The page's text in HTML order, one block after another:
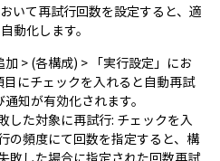
いて再試行回数を設定すると、適
動化します。
加 > (各構成) > 「実行設定」にお
目にチェックを入れると自動再試
知が有効化されます。
した対象に再試行: チェックを入
の頻度にて回数を指定すると、構